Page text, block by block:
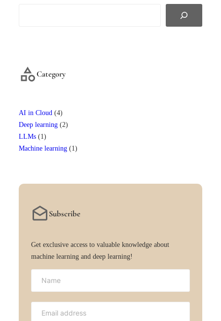
Category
AI in Cloud (4)
Deep learning (2)
LLMs (1)
Machine learning (1)
Subscribe
Get exclusive access to valuable knowledge about
machine learning and deep learning!